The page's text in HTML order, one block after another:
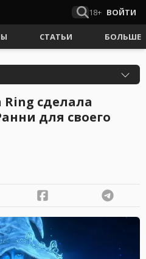
18+ ВОЙТИ
СТАТЬИ БОЛЬШЕ
сделала
для своего